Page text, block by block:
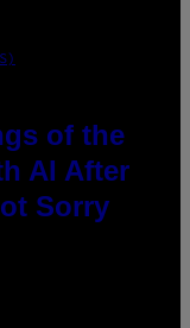
of the
AI After
Sorry